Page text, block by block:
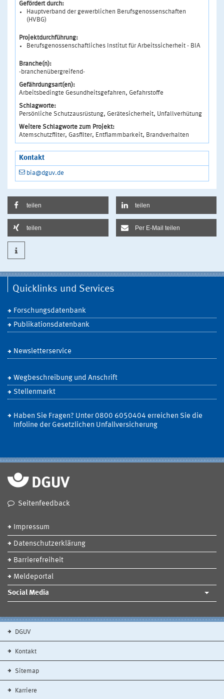
Gefördert durch:
Hauptverband der gewerblichen Berufsgenossenschaften
(HVBG)
Projektdurchführung:
Berufsgenossenschaftliches Institut für Arbeitssicherheit - BIA
Branche(n):
-branchenübergreifend-
Gefährdungsart(en):
Arbeitsbedingte Gesundheitsgefahren, Gefahrstoffe
Schlagworte:
Persönliche Schutzausrüstung, Gerätesicherheit, Unfallverhütung
Weitere Schlagworte zum Projekt:
Atemschutzfilter, Gasfilter, Entflammbarkeit, Brandverhalten
Kontakt
bia@dguv.de
teilen teilen
teilen Per E-Mail teilen
Quicklinks und Services
Forschungsdatenbank
Publikationsdatenbank
Newsletterservice
Wegbeschreibung und Anschrift
Stellenmarkt
Haben Sie Fragen? Unter 0800 6050404 erreichen Sie die
Infoline der Gesetzlichen Unfallversicherung
Seitenfeedback
Impressum
Datenschutzerklärung
Barrierefreiheit
Meldeportal
Social Media
DGUV
Kontakt
Sitemap
Karriere